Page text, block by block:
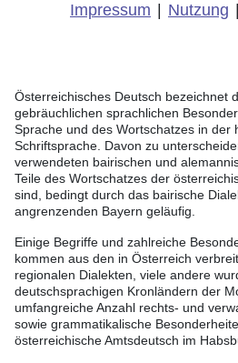
Impressum Nutzung
Österreichisches Deutsch bezeichnet
gebräuchlichen sprachlichen
Sprache und des Wortschatzes in der
Schriftsprache. Davon zu
verwendeten bairischen und
Teile des Wortschatzes der
sind, bedingt durch das bairische
angrenzenden Bayern geläufig.
Einige Begriffe und zahlreiche
kommen aus den in Österreich
regionalen Dialekten, viele andere
deutschsprachigen Kronländern der
umfangreiche Anzahl rechts- und
sowie grammatikalische
österreichische Amtsdeutsch im